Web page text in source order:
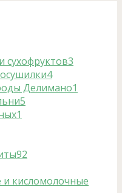
сухофруктов3
4
Делимано1
5
1
92
кисломолочные